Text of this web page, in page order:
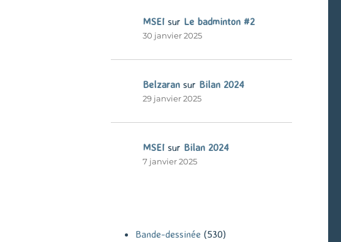
MSEIsur Le badminton #2
30 janvier 2025
Belzaransur Bilan 2024
29 janvier 2025
MSEIsur Bilan 2024
7 janvier 2025
Bande-dessinée (530)